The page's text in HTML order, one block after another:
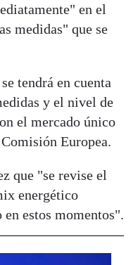
en el
medidas" que se
tendrá en cuenta
y el nivel de
el mercado único
Europea.
que "se revise el
energético
en estos momentos".